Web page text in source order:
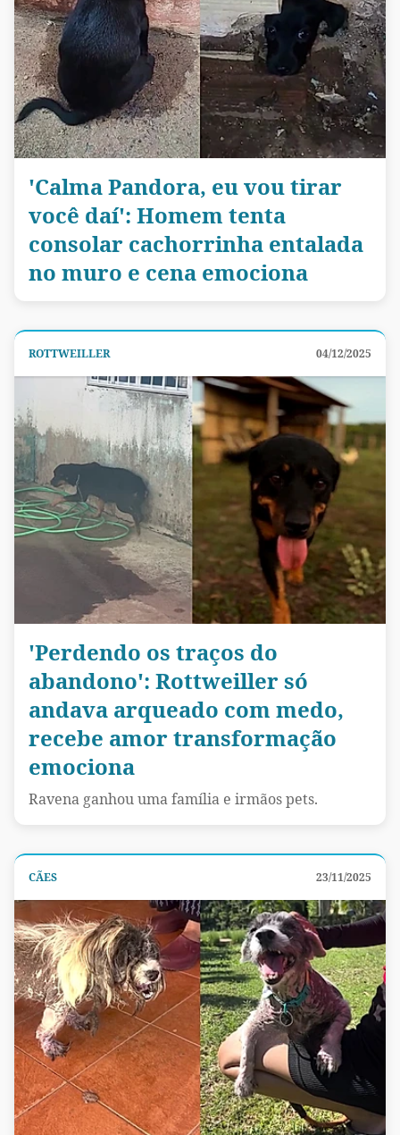
'Calma Pandora, eu vou tirar
você daí': Homem tenta
consolar cachorrinha entalada
no muro e cena emociona
ROTTWEILLER 04/12/2025
'Perdendo os traços do
abandono': Rottweiller só
andava arqueado com medo,
recebe amor transformação
emociona
Ravena ganhou uma família e irmãos pets.
CÃES 23/11/2025